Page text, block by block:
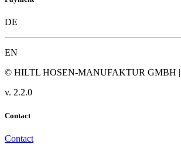
DE
EN
© HILTL HOSEN-MANUFAKTUR GMBH |
v. 2.2.0
Contact
Contact